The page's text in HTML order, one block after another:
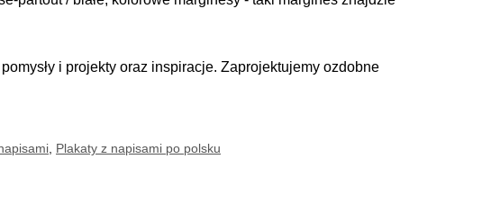
i projekty oraz inspiracje. Zaprojektujemy ozdobne
, Plakaty z napisami po polsku